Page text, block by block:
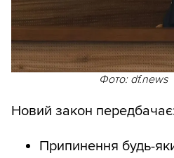
Фото: df.news
Новий закон
Припинення будь-